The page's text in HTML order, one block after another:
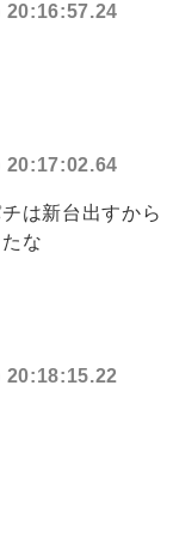
20:16:57.24
20:17:02.64
は新台出すから
な
20:18:15.22